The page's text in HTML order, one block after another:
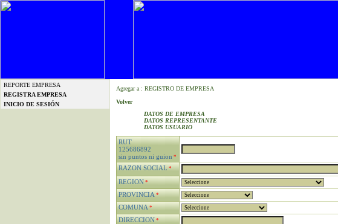
REPORTE EMPRESA
REGISTRA EMPRESA
INICIO DE SESIÓN
Agregar a : REGISTRO DE EMPRESA
Volver
DATOS DE EMPRESA
DATOS REPRESENTANTE
DATOS USUARIO
RUT
125686892
sin puntos ni guion *
RAZON SOCIAL*
REGION*
PROVINCIA*
COMUNA*
DIRECCION*